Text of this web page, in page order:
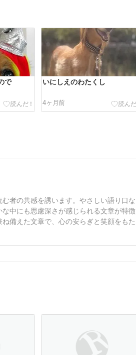
で いにしえのわたくし
4ヶ月前
者の共感を誘います。やさしい語り口な
中にも思慮深さが感じられる文章が特徴
備えた文章で、心の安らぎと笑顔をもた